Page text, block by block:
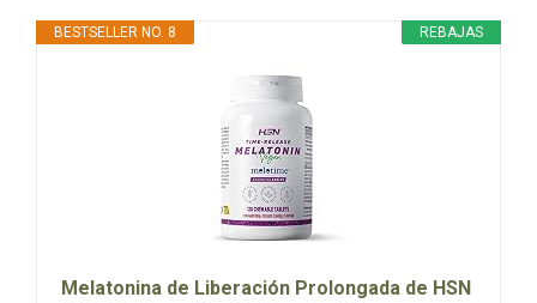
REBAJAS
BESTSELLER NO. 8
Melatonina de Liberación Prolongada de HSN